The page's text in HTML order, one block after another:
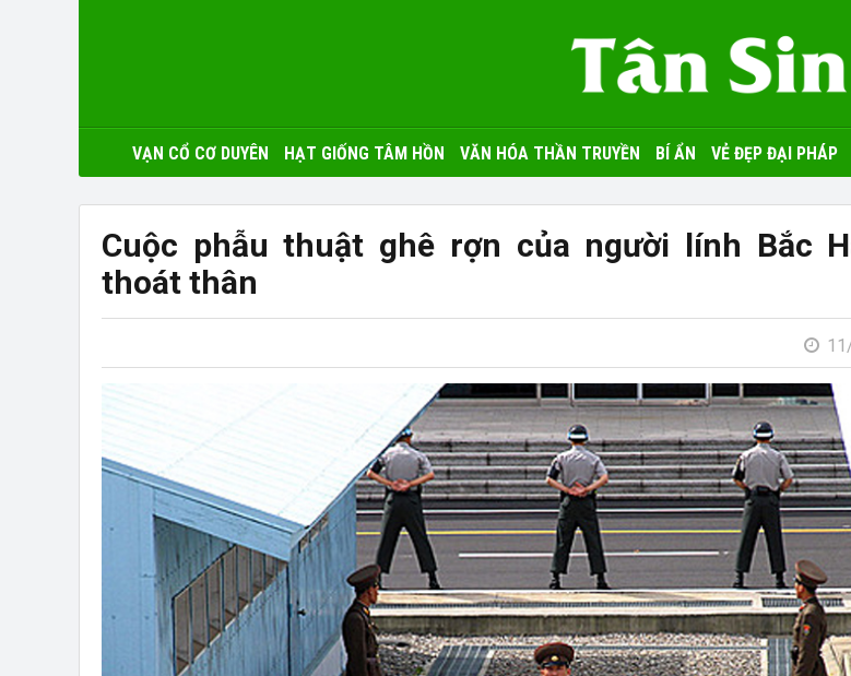
VẠN CỔ CƠ DUYÊN HẠT GIỐNG TÂM HỒN VĂN HÓA THẦN TRUYỀN BÍ ẨN VẺ ĐẸP ĐẠI PHÁP
Cuộc phẫu thuật ghê rợn của người lính Bắc
thoát thân